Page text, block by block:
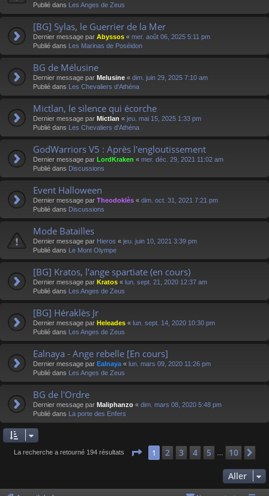
Publié dans Les Anges de Zeus
[BG] Sylas, le Guerrier de la Mer
Dernier message par Abyssos « mer. août 06, 2025 5:11 pm
Publié dans Les Marinas de Poséidon
BG de Mélusine
Dernier message par Melusine « dim. juin 29, 2025 7:10 am
Publié dans Les Chevaliers d'Athéna
Mictlan, le silence qui écorche
Dernier message par Mictlan « jeu. mai 15, 2025 1:33 pm
Publié dans Les Chevaliers d'Athéna
GodWarriors V5 : Après l'engloutissement
Dernier message par LordKraken « mer. déc. 29, 2021 11:02 am
Publié dans Discussions
Event Halloween
Dernier message par Theodoklès « dim. oct. 31, 2021 7:21 pm
Publié dans Discussions
Mode Batailles
Dernier message par Hieros « jeu. juin 10, 2021 3:39 pm
Publié dans Le Mont Olympe
[BG] Kratos, l'ange spartiate (en cours)
Dernier message par Kratos « lun. sept. 21, 2020 12:37 am
Publié dans Les Anges de Zeus
[BG] Héraklès Jr
Dernier message par Heleades « lun. sept. 14, 2020 10:30 pm
Publié dans Les Anges de Zeus
Ealnaya - Ange rebelle [En cours]
Dernier message par Ealnaya « lun. mars 09, 2020 11:26 pm
Publié dans Les Anges de Zeus
BG de l'Ordre
Dernier message par Maliphanzo « dim. mars 08, 2020 5:48 pm
Publié dans La porte des Enfers
La recherche a retourné 194 résultats Page 1sur 10
1 2 3 4 5 10
Aller